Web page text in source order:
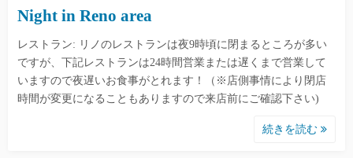
Night in Reno area
レストラン: リノのレストランは夜9時頃に閉まるところが多い
ですが、下記レストランは24時間営業または遅くまで営業して
いますので夜遅いお食事がとれます！（※店側事情により閉店
時間が変更になることもありますので来店前にご確認下さい)
続きを読む